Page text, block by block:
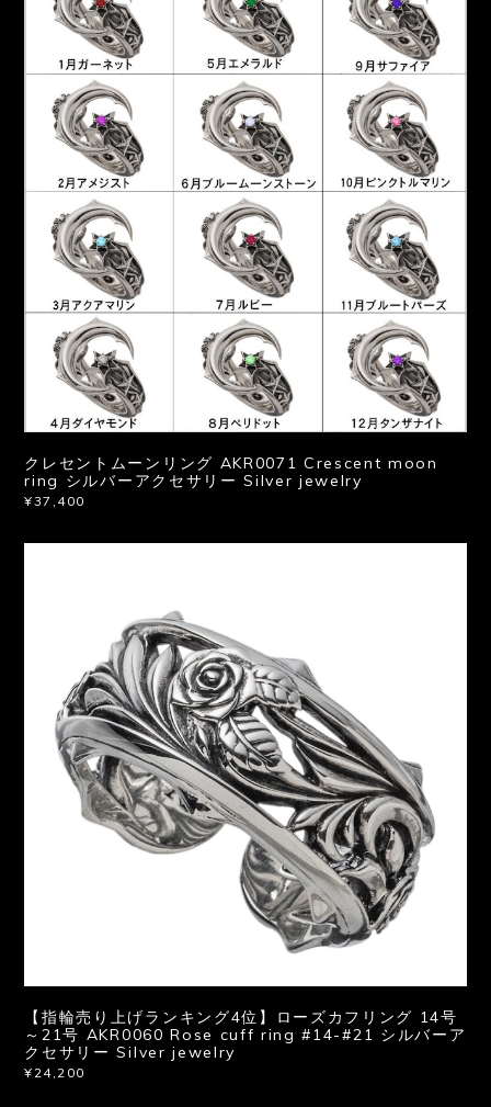
クレセントムーンリング AKR0071 Crescent moon
ring シルバーアクセサリー Silver jewelry
¥37,400
【指輪売り上げランキング4位】ローズカフリング 14号
～21号 AKR0060 Rose cuff ring #14-#21 シルバーア
クセサリー Silver jewelry
¥24,200